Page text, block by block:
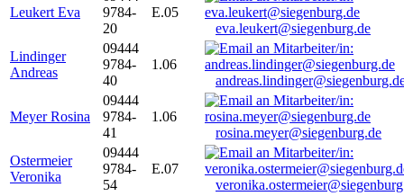
Leukert Eva
9784-
20
E.05
eva.leukert@siegenburg.de
Lindinger
Andreas
09444
9784-
40
1.06
Meyer Rosina
09444
9784-
41
1.06
rosina.meyer@siegenburg.de
Ostermeier
Veronika
09444
9784-
54
E.07